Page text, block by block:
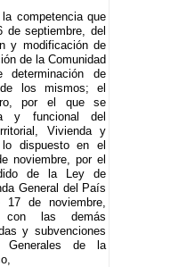
competencia que
de septiembre, del
y modificación de
de la Comunidad
de
los mismos; el
por el que se
y funcional del
Vivienda y
dispuesto en el
noviembre, por el
de la Ley de
General del País
de noviembre,
con las demás
y subvenciones
Generales de la